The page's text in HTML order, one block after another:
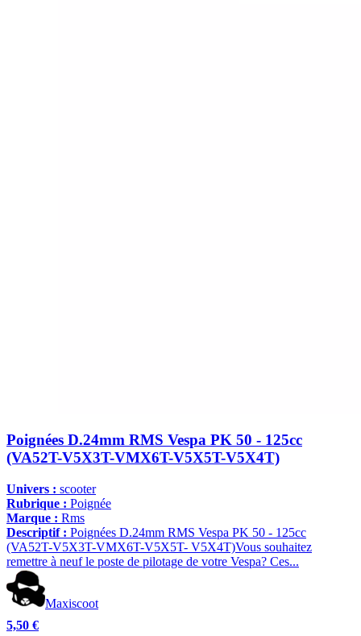
Poignées D.24mm RMS Vespa PK 50 - 125cc
(VA52T-V5X3T-VMX6T-V5X5T-V5X4T)
Univers : scooter
Rubrique : Poignée
Marque : Rms
Descriptif : Poignées D.24mm RMS Vespa PK 50 - 125cc
(VA52T-V5X3T-VMX6T-V5X5T- V5X4T)Vous souhaitez
remettre à neuf le poste de pilotage de votre Vespa? Ces...
Maxiscoot
5,50 €